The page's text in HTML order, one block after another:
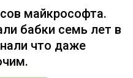
майкрософта.
бабки семь лет в
что даже